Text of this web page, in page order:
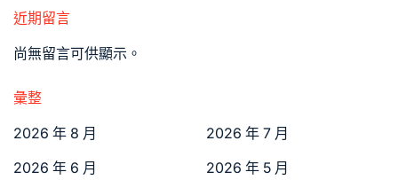
近期留言
尚無留言可供顯示。
彙整
2026 年 8 月
2026 年 7 月
2026 年 6 月
2026 年 5 月